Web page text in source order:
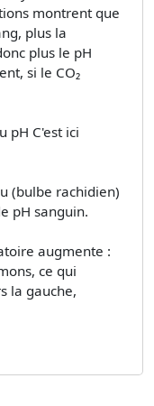
montrent que
plus la
plus le pH
si le CO₂
pH C'est ici
(bulbe rachidien)
pH sanguin.
augmente :
ce qui
la gauche,